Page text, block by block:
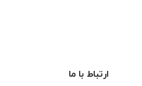
ارتباط با ما